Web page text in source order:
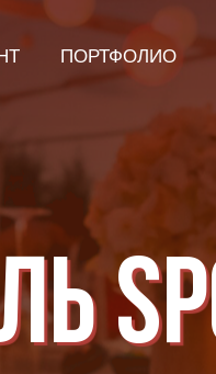
ПОРТФОЛИО